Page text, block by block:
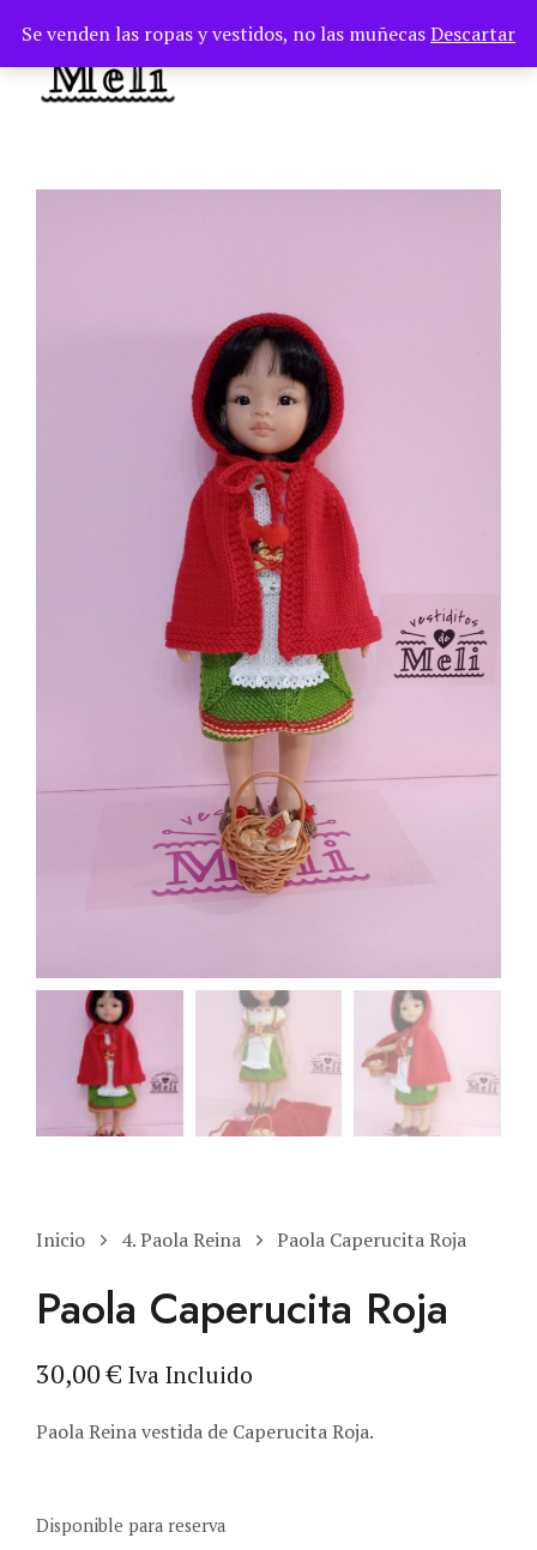
Se venden las ropas y vestidos, no las muñecasDescartar
Inicio 4. Paola Reina Paola Caperucita Roja
Paola Caperucita Roja
30,00€ Iva Incluido
Paola Reina vestida de Caperucita Roja.
Disponible para reserva